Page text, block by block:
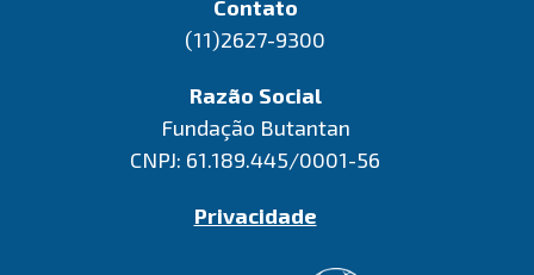
Contato
(11)2627-9300
Razão Social
Fundação Butantan
CNPJ: 61.189.445/0001-56
Privacidade